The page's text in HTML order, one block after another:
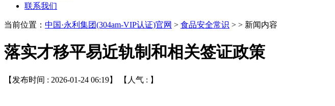
联系我们
当前位置： 中国·永利集团(304am-VIP认证)官网 > 食品安全常识 > > 新闻内容
落实才移平易近轨制和相关签证政策
【发布时间 : 2026-01-24 06:19】 【人气 : 】